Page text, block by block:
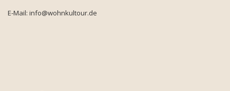
E-Mail: info@wohnkultour.de